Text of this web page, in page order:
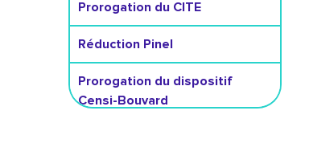
Prorogation du CITE
Réduction Pinel
Prorogation du dispositif
Censi-Bouvard